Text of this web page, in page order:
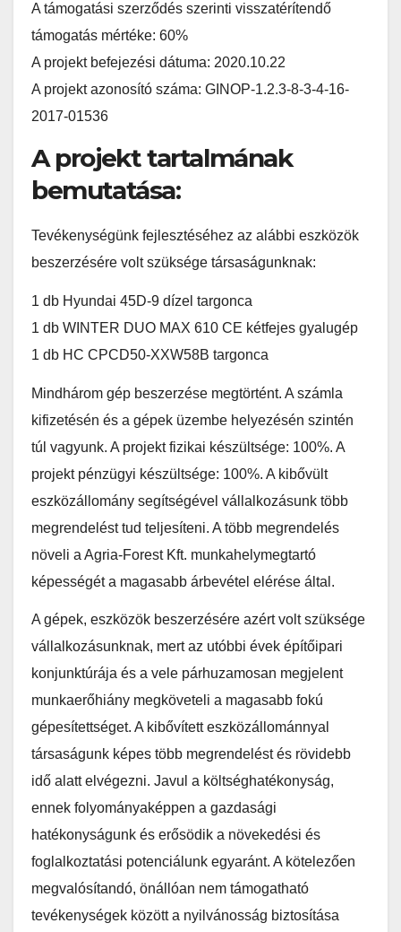
A támogatási szerződés szerinti visszatérítendő
támogatás mértéke: 60%
A projekt befejezési dátuma: 2020.10.22
A projekt azonosító száma: GINOP-1.2.3-8-3-4-16-
2017-01536
A projekt tartalmának
bemutatása:
Tevékenységünk fejlesztéséhez az alábbi eszközök
beszerzésére volt szüksége társaságunknak:
1 db Hyundai 45D-9 dízel targonca
1 db WINTER DUO MAX 610 CE kétfejes gyalugép
1 db HC CPCD50-XXW58B targonca
Mindhárom gép beszerzése megtörtént. A számla
kifizetésén és a gépek üzembe helyezésén szintén
túl vagyunk. A projekt fizikai készültsége: 100%. A
projekt pénzügyi készültsége: 100%. A kibővült
eszközállomány segítségével vállalkozásunk több
megrendelést tud teljesíteni. A több megrendelés
növeli a Agria-Forest Kft. munkahelymegtartó
képességét a magasabb árbevétel elérése által.
A gépek, eszközök beszerzésére azért volt szüksége
vállalkozásunknak, mert az utóbbi évek építőipari
konjunktúrája és a vele párhuzamosan megjelent
munkaerőhiány megköveteli a magasabb fokú
gépesítettséget. A kibővített eszközállománnyal
társaságunk képes több megrendelést és rövidebb
idő alatt elvégezni. Javul a költséghatékonyság,
ennek folyományaképpen a gazdasági
hatékonyságunk és erősödik a növekedési és
foglalkoztatási potenciálunk egyaránt. A kötelezően
megvalósítandó, önállóan nem támogatható
tevékenységek között a nyilvánosság biztosítása